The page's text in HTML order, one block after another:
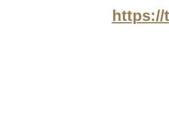
https://